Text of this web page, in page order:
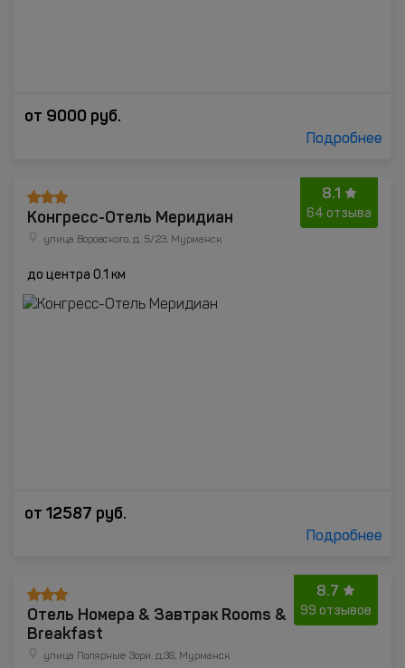
от 9000 руб.
Подробнее
8.1
64 отзыва
Конгресс-Отель Меридиан
улица Воровского, д. 5/23, Мурманск
до центра 0.1 км
от 12587 руб.
Подробнее
8.7
99 отзывов
Отель Номера & Завтрак Rooms &
Breakfast
улица Полярные Зори, д.38, Мурманск